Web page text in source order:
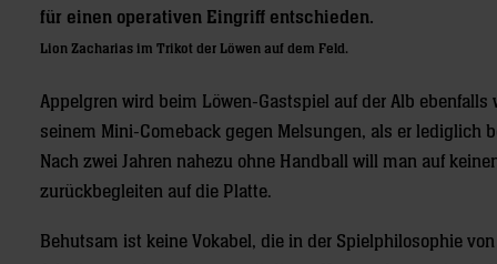
Lion Zacharias im Trikot der Löwen auf dem Feld.
Appelgren wird beim Löwen-Gastspiel auf der Alb
seinem Mini-Comeback gegen Melsungen, als er lediglich
Nach zwei Jahren nahezu ohne Handball will man auf
zurückbegleiten auf die Platte.
Behutsam ist keine Vokabel, die in der Spielphilosophie